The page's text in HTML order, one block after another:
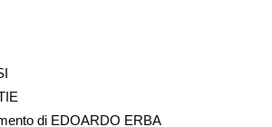
di EDOARDO ERBA